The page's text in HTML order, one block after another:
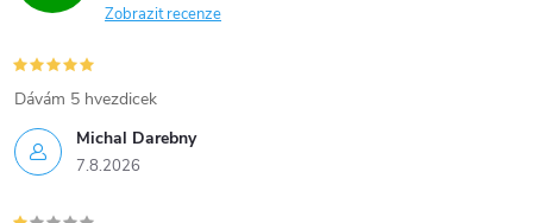
Zobrazit recenze
Michal Darebny
7.8.2026
Dávám 5 hvezdicek